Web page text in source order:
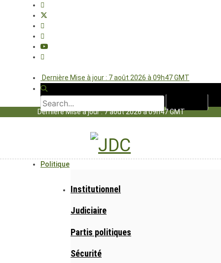
Dernière Mise à jour : 7 août 2026 à 09h47 GMT
Dernière Mise à jour : 7 août 2026 à 09h47 GMT
Politique
Institutionnel
Judiciaire
Partis politiques
Sécurité